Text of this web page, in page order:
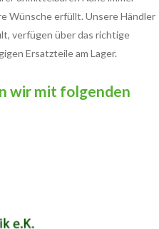
Wünsche erfüllt. Unsere Händler
verfügen über das richtige
Ersatzteile am Lager.
wir mit folgenden